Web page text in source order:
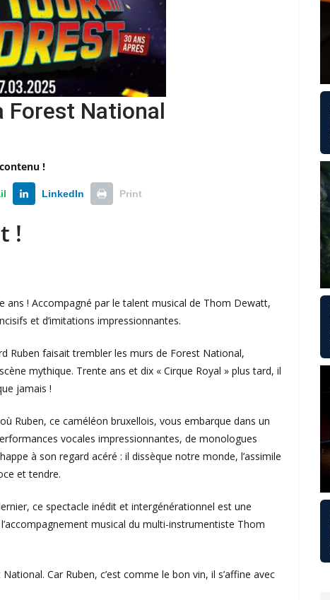
Forest National
!
LinkedIn Print
!
ans ! Accompagné par le talent musical de Thom Dewatt,
et d’imitations impressionnantes.
Ruben faisait trembler les murs de Forest National,
mythique. Trente ans et dix « Cirque Royal » plus tard, il
jamais !
Ruben, ce caméléon bruxellois, vous embarque dans un
vocales impressionnantes, de monologues
à son regard acéré : il dissèque notre monde, l’assimile
et tendre.
ce spectacle inédit et intergénérationnel est une
musical du multi-instrumentiste Thom
Car Ruben, c’est comme le bon vin, il s’affine avec